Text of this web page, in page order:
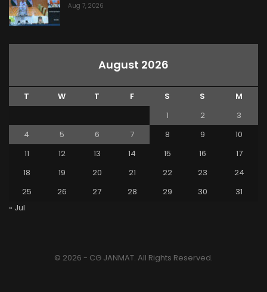
Aug 7, 2026
August 2026
T W T F S S
M
1
2
3
4
5 6 7 8 9
10
11
12 13 14 15 16
17
18
19 20 21 22 23
24
25
26 27 28 29 30
31
« Jul
© 2026 - CG JANMAT. All Rights Reserved.